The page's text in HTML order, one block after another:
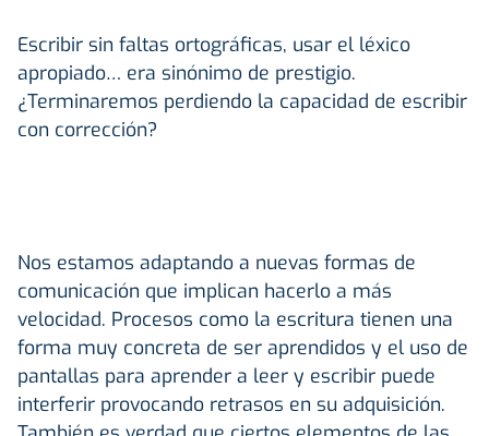
Escribir sin faltas ortográficas, usar el léxico
apropiado… era sinónimo de prestigio.
¿Terminaremos perdiendo la capacidad de escribir
con corrección?
Nos estamos adaptando a nuevas formas de
comunicación que implican hacerlo a más
velocidad. Procesos como la escritura tienen una
forma muy concreta de ser aprendidos y el uso de
pantallas para aprender a leer y escribir puede
interferir provocando retrasos en su adquisición.